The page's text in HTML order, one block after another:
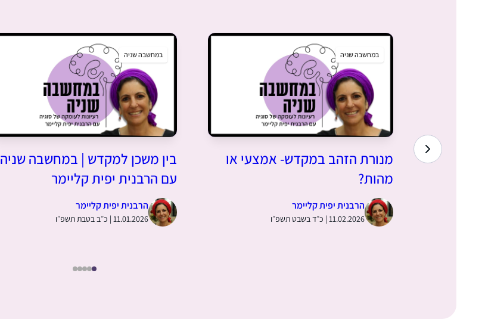
בעלי
במחשבה שניה
מנורת הזהב במקדש- אמצעי או
מהות?
הרבנית יפית קליימר
11.02.2026 | כ״ד בשבט תשפ״ו
במחשבה שניה
בין משכן למקדש | במחשבה שניה
עם הרבנית יפית קליימר
הרבנית יפית קליימר
11.01.2026 | כ״ב בטבת תשפ״ו